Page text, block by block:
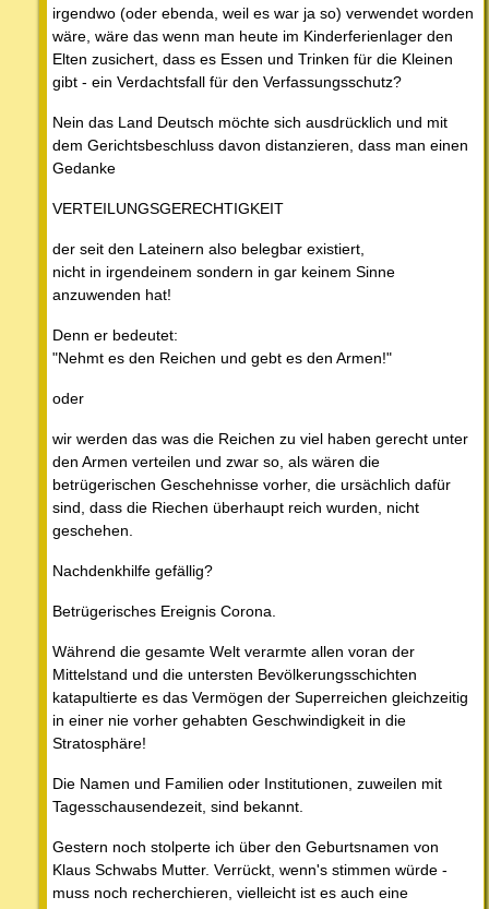
irgendwo (oder ebenda, weil es war ja so) verwendet worden
wäre, wäre das wenn man heute im Kinderferienlager den
Elten zusichert, dass es Essen und Trinken für die Kleinen
gibt - ein Verdachtsfall für den Verfassungsschutz?
Nein das Land Deutsch möchte sich ausdrücklich und mit
dem Gerichtsbeschluss davon distanzieren, dass man einen
Gedanke
VERTEILUNGSGERECHTIGKEIT
der seit den Lateinern also belegbar existiert,
nicht in irgendeinem sondern in gar keinem Sinne
anzuwenden hat!
Denn er bedeutet:
"Nehmt es den Reichen und gebt es den Armen!"
oder
wir werden das was die Reichen zu viel haben gerecht unter
den Armen verteilen und zwar so, als wären die
betrügerischen Geschehnisse vorher, die ursächlich dafür
sind, dass die Riechen überhaupt reich wurden, nicht
geschehen.
Nachdenkhilfe gefällig?
Betrügerisches Ereignis Corona.
Während die gesamte Welt verarmte allen voran der
Mittelstand und die untersten Bevölkerungsschichten
katapultierte es das Vermögen der Superreichen gleichzeitig
in einer nie vorher gehabten Geschwindigkeit in die
Stratosphäre!
Die Namen und Familien oder Institutionen, zuweilen mit
Tagesschausendezeit, sind bekannt.
Gestern noch stolperte ich über den Geburtsnamen von
Klaus Schwabs Mutter. Verrückt, wenn's stimmen würde -
muss noch recherchieren, vielleicht ist es auch eine